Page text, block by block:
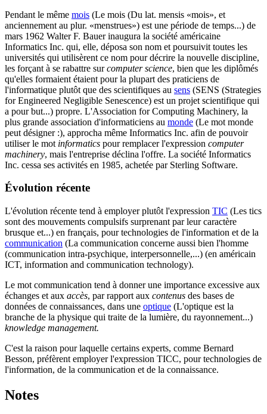
Pendant le même mois (Le mois (Du lat. mensis «mois», et
anciennement au plur. «menstrues») est une période de temps...) de
mars 1962 Walter F. Bauer inaugura la société américaine
Informatics Inc. qui, elle, déposa son nom et poursuivit toutes les
universités qui utilisèrent ce nom pour décrire la nouvelle discipline,
les forçant à se rabattre surcomputer science, bien que les diplômés
qu'elles formaient étaient pour la plupart des praticiens de
l'informatique plutôt que des scientifiques au sens (SENS (Strategies
for Engineered Negligible Senescence) est un projet scientifique qui
a pour but...) propre. L'Association for Computing Machinery, la
plus grande association d'informaticiens au monde (Le mot monde
peut désigner :), approcha même Informatics Inc. afin de pouvoir
utiliser le mot informatics pour remplacer l'expression computer
machinery, mais l'entreprise déclina l'offre. La société Informatics
Inc. cessa ses activités en 1985, achetée par Sterling Software.
Évolution récente
L'évolution récente tend à employer plutôt l'expression TIC (Les tics
sont des mouvements compulsifs surprenant par leur caractère
brusque et...) en français, pour technologies de l'information et de la
communication (La communication concerne aussi bien l'homme
(communication intra-psychique, interpersonnelle,...) (en américain
ICT, information and communication technology).
Le mot communication tend à donner une importance excessive aux
échanges et aux accès, par rapport aux contenus des bases de
données de connaissances, dans une optique (L'optique est la
branche de la physique qui traite de la lumière, du rayonnement...)
knowledge management.
C'est la raison pour laquelle certains experts, comme Bernard
Besson, préfèrent employer l'expression TICC, pour technologies de
l'information, de la communication et de la connaissance.
Notes